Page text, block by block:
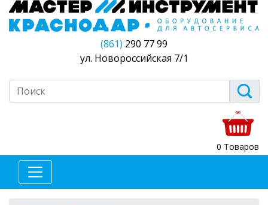
(861) 290 77 99
ул. Новороссийская 7/1
0 Товаров